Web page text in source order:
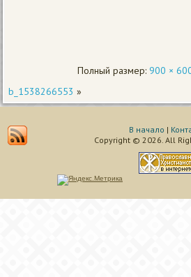
Полный размер: 900 ×
b_1538266553 »
В начало |
Copyright © 2026. All